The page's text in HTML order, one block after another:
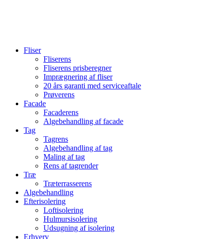
Fliser
Fliserens
Fliserens prisberegner
Imprægnering af fliser
20 års garanti med serviceaftale
Prøverens
Facade
Facaderens
Algebehandling af facade
Tag
Tagrens
Algebehandling af tag
Maling af tag
Rens af tagrender
Træ
Træterrasserens
Algebehandling
Efterisolering
Loftisolering
Hulmursisolering
Udsugning af isolering
Erhverv